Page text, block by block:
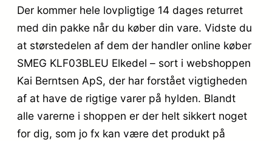
Der kommer hele lovpligtige 14 dages returret
med din pakke når du køber din vare. Vidste du
at størstedelen af dem der handler online køber
SMEG KLF03BLEU Elkedel – sort i webshoppen
Kai Berntsen ApS, der har forstået vigtigheden
af at have de rigtige varer på hylden. Blandt
alle varerne i shoppen er der helt sikkert noget
for dig, som jo fx kan være det produkt på